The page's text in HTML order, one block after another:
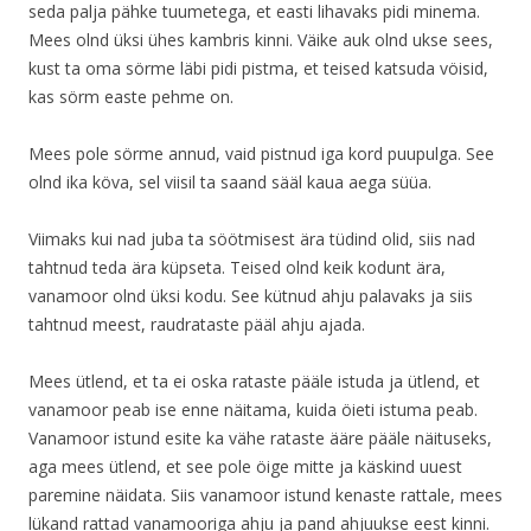
seda palja pähke tuumetega, et easti lihavaks pidi minema.
Mees olnd üksi ühes kambris kinni. Väike auk olnd ukse sees,
kust ta oma sörme läbi pidi pistma, et teised katsuda vöisid,
kas sörm easte pehme on.
Mees pole sörme annud, vaid pistnud iga kord puupulga. See
olnd ika köva, sel viisil ta saand sääl kaua aega süüa.
Viimaks kui nad juba ta söötmisest ära tüdind olid, siis nad
tahtnud teda ära küpseta. Teised olnd keik kodunt ära,
vanamoor olnd üksi kodu. See kütnud ahju palavaks ja siis
tahtnud meest, raudrataste pääl ahju ajada.
Mees ütlend, et ta ei oska rataste pääle istuda ja ütlend, et
vanamoor peab ise enne näitama, kuida öieti istuma peab.
Vanamoor istund esite ka vähe rataste ääre pääle näituseks,
aga mees ütlend, et see pole öige mitte ja käskind uuest
paremine näidata. Siis vanamoor istund kenaste rattale, mees
lükand rattad vanamooriga ahju ja pand ahjuukse eest kinni.